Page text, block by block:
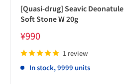
[Quasi-drug] Seavic Deonatule
Soft Stone W 20g
Sale
price
¥990
1 review
In stock, 9999 units